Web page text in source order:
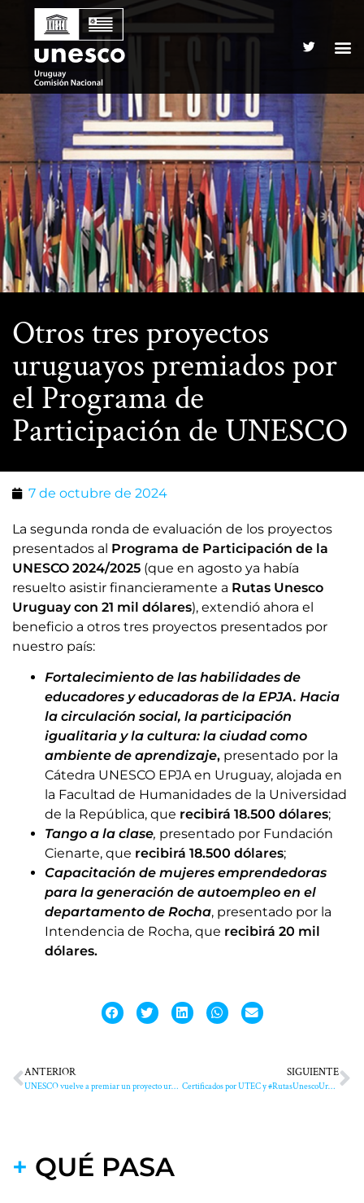
Otros tres proyectos
uruguayos premiados por
el Programa de
Participación de UNESCO
7 de octubre de 2024
La segunda ronda de evaluación de los proyectos
presentados al Programa de Participación de la
UNESCO 2024/2025 (que en agosto ya había
resuelto asistir financieramente a Rutas Unesco
Uruguay con 21 mil dólares), extendió ahora el
beneficio a otros tres proyectos presentados por
nuestro país:
Fortalecimiento de las habilidades de
educadores y educadoras de la EPJA. Hacia
la circulación social, la participación
igualitaria y la cultura: la ciudad como
ambiente de aprendizaje, presentado por la
Cátedra UNESCO EPJA en Uruguay, alojada en
la Facultad de Humanidades de la Universidad
de la República, que recibirá 18.500 dólares;
Tango a la clase, presentado por Fundación
Cienarte, que recibirá 18.500 dólares;
Capacitación de mujeres emprendedoras
para la generación de autoempleo en el
departamento de Rocha, presentado por la
Intendencia de Rocha, que recibirá 20 mil
dólares.
ANTERIOR
UNESCO vuelve a premiar un proyecto uruguayo
SIGUIENTE
Certificados por UTEC y #RutasUnescoUruguay
+ QUÉ PASA